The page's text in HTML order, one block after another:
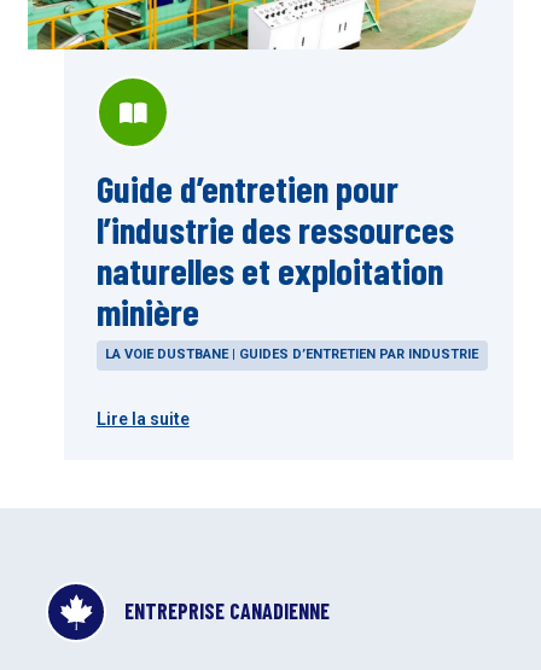
Guide d’entretien pour
l’industrie des ressources
naturelles et exploitation
minière
LA VOIE DUSTBANE | GUIDES D’ENTRETIEN PAR INDUSTRIE
Lire la suite
ENTREPRISE CANADIENNE